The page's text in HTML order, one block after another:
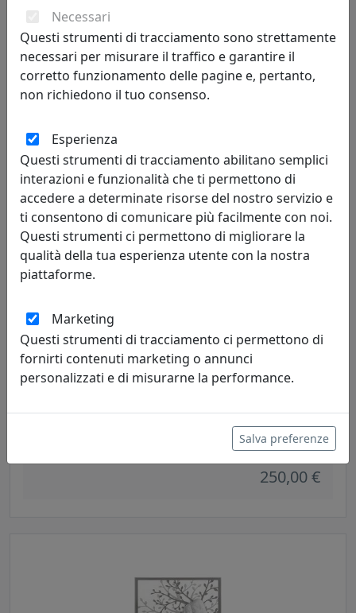
Bongelli Preziosi
250,00 €
ME1945-1RO
250,00 €
Necessari
Questi strumenti di tracciamento sono strettamente
necessari per misurare il traffico e garantire il
corretto funzionamento delle pagine e, pertanto,
non richiedono il tuo consenso.
Esperienza
Questi strumenti di tracciamento abilitano semplici
interazioni e funzionalità che ti permettono di
accedere a determinate risorse del nostro servizio e
ti consentono di comunicare più facilmente con noi.
Questi strumenti ci permettono di migliorare la
qualità della tua esperienza utente con la nostra
piattaforme.
Marketing
Questi strumenti di tracciamento ci permettono di
fornirti contenuti marketing o annunci
personalizzati e di misurarne la performance.
Salva preferenze